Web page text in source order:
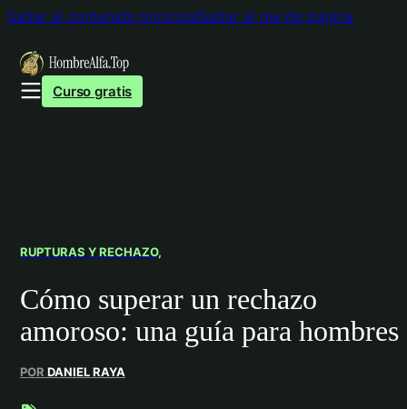
Saltar al contenido principalSaltar al pie de página
Curso gratis
RUPTURAS Y RECHAZO
Cómo superar un rechazo
amoroso: una guía para hombres
POR DANIEL RAYA